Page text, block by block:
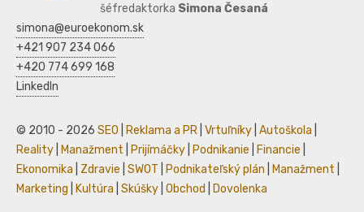
šéfredaktorka Simona Česaná
simona@euroekonom.sk
+421 907 234 066
+420 774 699 168
LinkedIn
© 2010 - 2026 SEO Reklama a PR Vrtuľníky Autoškola
Reality
Manažment Prijímáčky Podnikanie Financie
Ekonomika
Zdravie SWOT Podnikateľský plán Manažment
Marketing
Kultúra Skúšky Obchod Dovolenka